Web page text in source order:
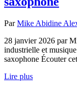
ParMike Abidine
28 janvier 2026 par
industrielle et
saxophone Écouter
Lire plus